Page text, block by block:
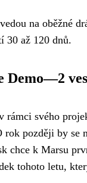
na oběžné
30 až 120 dnů.
Demo—2
rámci svého
rok později by se
chce k Marsu
tohoto letu,